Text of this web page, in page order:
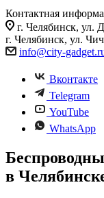
Контактная
г. Челябинск, ул.
г. Челябинск, ул.
info@city-
Вконтакте
Telegram
YouTube
WhatsApp
в